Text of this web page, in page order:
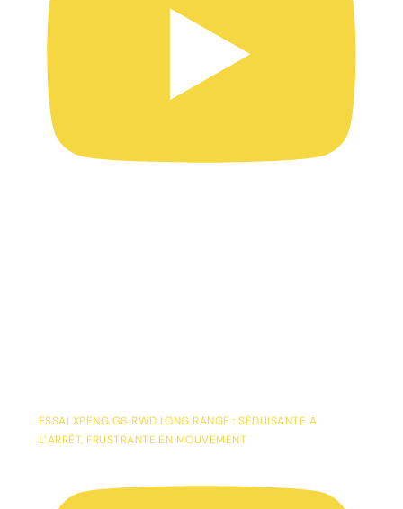
ESSAI XPENG G6 RWD LONG RANGE : SÉDUISANTE À
L’ARRÊT, FRUSTRANTE EN MOUVEMENT